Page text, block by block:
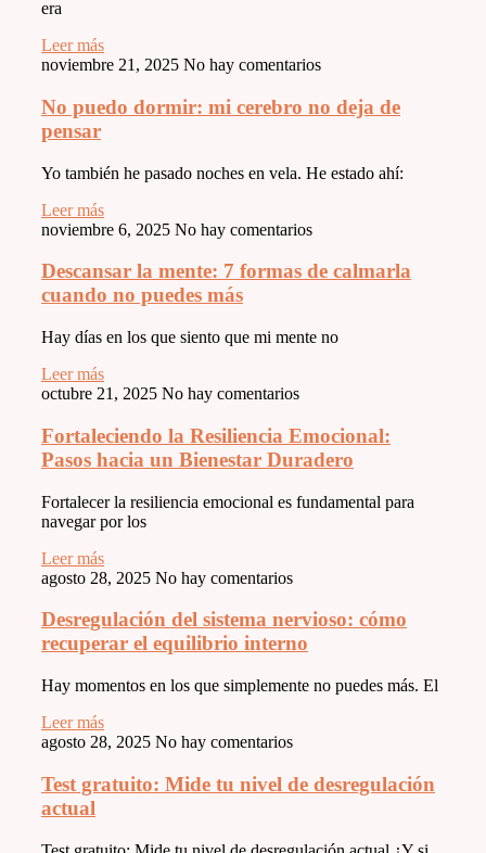
era
Leer más
noviembre 21, 2025 No hay comentarios
No puedo dormir: mi cerebro no deja de
pensar
Yo también he pasado noches en vela. He estado ahí:
Leer más
noviembre 6, 2025 No hay comentarios
Descansar la mente: 7 formas de calmarla
cuando no puedes más
Hay días en los que siento que mi mente no
Leer más
octubre 21, 2025 No hay comentarios
Fortaleciendo la Resiliencia Emocional:
Pasos hacia un Bienestar Duradero
Fortalecer la resiliencia emocional es fundamental para
navegar por los
Leer más
agosto 28, 2025 No hay comentarios
Desregulación del sistema nervioso: cómo
recuperar el equilibrio interno
Hay momentos en los que simplemente no puedes más. El
Leer más
agosto 28, 2025 No hay comentarios
Test gratuito: Mide tu nivel de desregulación
actual